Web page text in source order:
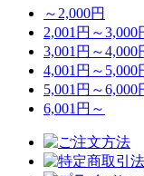
～2,000円
2,001円～3,000
3,001円～4,000
4,001円～5,000
5,001円～6,000
6,001円～